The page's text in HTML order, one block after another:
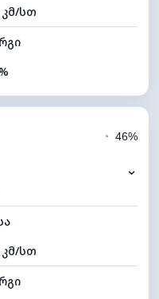
მ
კმ/სთ
მ
◔ 46%
⌄
კმ/სთ